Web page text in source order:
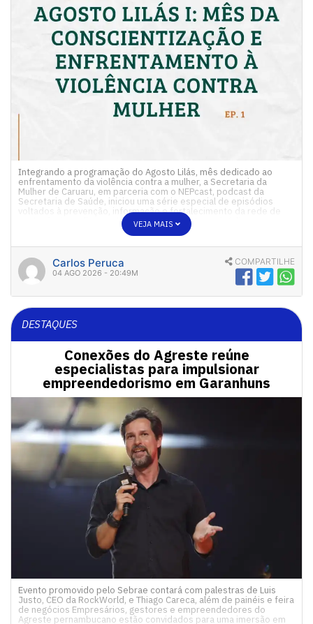
Integrando a programação do Agosto Lilás, mês dedicado ao
enfrentamento da violência contra a mulher, a Secretaria da
Mulher de Caruaru, em parceria com o NEPcast, podcast da
Secretaria de Saúde, iniciou uma série especial de episódios
voltados à prevenção, informação e fortalecimento da rede de
proteção às mulheres. Ao todo, serão quatro episódios
VEJA MAIS
Carlos Peruca
04 AGO 2026 - 20:49M
COMPARTILHE
DESTAQUES
Conexões do Agreste reúne
especialistas para impulsionar
empreendedorismo em Garanhuns
Evento promovido pelo Sebrae contará com palestras de Luis
Justo, CEO da RockWorld, e Thiago Careca, além de painéis e feira
de negócios Empresários, gestores e empreendedores do
Agreste pernambucano estão convidados para uma imersão em